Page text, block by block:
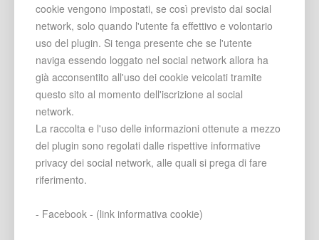
cookie vengono impostati, se così previsto dai social
network, solo quando l'utente fa effettivo e volontario
uso del plugin. Si tenga presente che se l'utente
naviga essendo loggato nel social network allora ha
già acconsentito all'uso dei cookie veicolati tramite
questo sito al momento dell'iscrizione al social
network.
La raccolta e l'uso delle informazioni ottenute a mezzo
del plugin sono regolati dalle rispettive informative
privacy dei social network, alle quali si prega di fare
riferimento.
- Facebook - (link informativa cookie)